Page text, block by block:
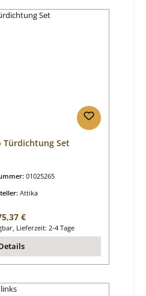
Set
01025265
Attika
Preis:
€
Lieferzeit: 2-4 Tage